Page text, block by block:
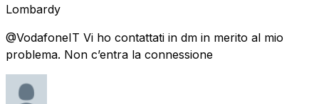
Lombardy
@VodafoneIT Vi ho contattati in dm in merito al mio
problema. Non c’entra la connessione